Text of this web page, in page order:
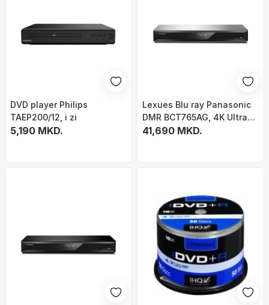
DVD player Philips
TAEP200/12, i zi
5,190 MKD.
Lexues Blu ray Panasonic
DMR BCT765AG, 4K Ultra
HD, Wi Fi, argjendtë
41,690 MKD.